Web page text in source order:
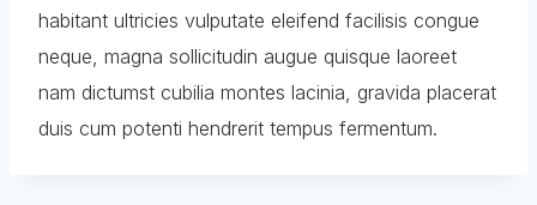
habitant ultricies vulputate eleifend facilisis congue
neque, magna sollicitudin augue quisque laoreet
nam dictumst cubilia montes lacinia, gravida placerat
duis cum potenti hendrerit tempus fermentum.